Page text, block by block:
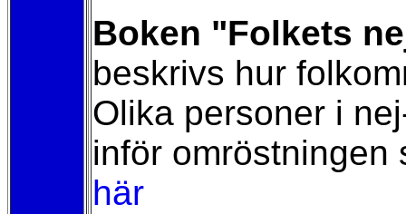
Boken "Folkets
beskrivs hur
Olika personer i
inför
här